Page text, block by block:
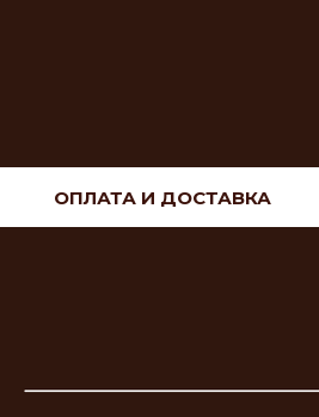
ОПЛАТА И ДОСТАВКА